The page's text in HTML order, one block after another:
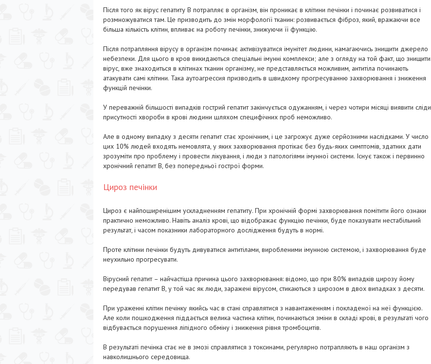
Після того як вірус гепатиту В потрапляє в організм, він проникає в клітини печінки і починає розвиватися і
розмножуватися там. Це призводить до змін морфології тканин: розвивається фіброз, який, вражаючи все
більша кількість клітин, впливає на роботу печінки, знижуючи її функцію.
Після потрапляння вірусу в організм починає активізуватися імунітет людини, намагаючись знищити джерело
небезпеки. Для цього в кров викидаються спеціальні імунні комплекси; але з огляду на той факт, що знищити
вірус, вже знаходиться в клітинах тканин організму, не представляється можливим, антитіла починають
атакувати самі клітини. Така аутоагрессия призводить в швидкому прогресуванню захворювання і зниження
функцій печінки.
У переважній більшості випадків гострий гепатит закінчується одужанням, і через чотири місяці виявити сліди
присутності хвороби в крові людини шляхом специфічних проб неможливо.
Але в одному випадку з десяти гепатит стає хронічним, і це загрожує дуже серйозними наслідками. У число
цих 10% людей входять немовлята, у яких захворювання протікає без будь-яких симптомів, здатних дати
зрозуміти про проблему і провести лікування, і люди з патологіями імунної системи. Існує також і первинно
хронічний гепатит В, без попередньої гострої форми.
Цироз печінки
Цироз є найпоширенішим ускладненням гепатиту. При хронічній формі захворювання помітити його ознаки
практично неможливо. Навіть аналіз крові, що відображає функцію печінки, буде показувати нестабільний
результат, і часом показники лабораторного дослідження будуть в нормі.
Проте клітини печінки будуть дивуватися антитілами, виробленими імунною системою, і захворювання буде
неухильно прогресувати.
Вірусний гепатит – найчастіша причина цього захворювання: відомо, що при 80% випадків цирозу йому
передував гепатит В, у той час як люди, заражені вірусом, стикаються з цирозом в двох випадках з десяти.
При ураженні клітин печінку якийсь час в стані справлятися з навантаженням і покладеної на неї функцією.
Але коли пошкодження піддається велика частина клітин, починаються зміни в складі крові, в результаті чого
відбувається порушення ліпідного обміну і зниження рівня тромбоцитів.
В результаті печінка стає не в змозі справлятися з токсинами, регулярно потрапляють в наш організм з
навколишнього середовища.